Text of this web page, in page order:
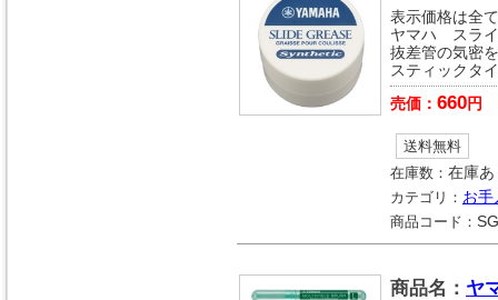
表示価格は全
ヤマハ スラ
抜差管の気密
スティックタ
売価： 660 円
送料無料
在庫数： 在庫あ
カテゴリ： お手
商品コード：
商品名： ヤ